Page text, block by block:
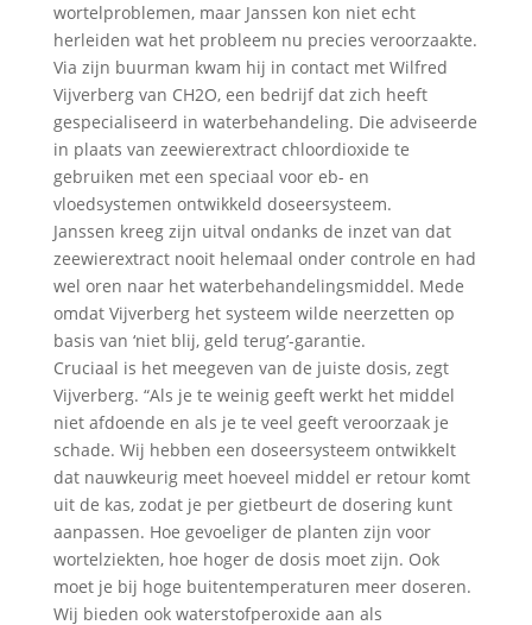
wortelproblemen, maar Janssen kon niet echt
herleiden wat het probleem nu precies veroorzaakte.
Via zijn buurman kwam hij in contact met Wilfred
Vijverberg van CH2O, een bedrijf dat zich heeft
gespecialiseerd in waterbehandeling. Die adviseerde
in plaats van zeewierextract chloordioxide te
gebruiken met een speciaal voor eb- en
vloedsystemen ontwikkeld doseersysteem.
Janssen kreeg zijn uitval ondanks de inzet van dat
zeewierextract nooit helemaal onder controle en had
wel oren naar het waterbehandelingsmiddel. Mede
omdat Vijverberg het systeem wilde neerzetten op
basis van ‘niet blij, geld terug’-garantie.
Cruciaal is het meegeven van de juiste dosis, zegt
Vijverberg. “Als je te weinig geeft werkt het middel
niet afdoende en als je te veel geeft veroorzaak je
schade. Wij hebben een doseersysteem ontwikkelt
dat nauwkeurig meet hoeveel middel er retour komt
uit de kas, zodat je per gietbeurt de dosering kunt
aanpassen. Hoe gevoeliger de planten zijn voor
wortelziekten, hoe hoger de dosis moet zijn. Ook
moet je bij hoge buitentemperaturen meer doseren.
Wij bieden ook waterstofperoxide aan als